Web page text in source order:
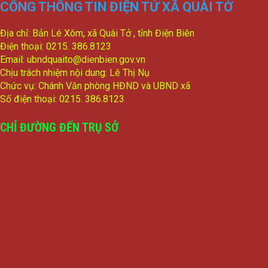
CỔNG THÔNG TIN ĐIỆN TỬ XÃ QUÀI TỞ
Địa chỉ: Bản Lé Xôm, xã Quài Tở , tỉnh Điện Biên
Điện thoại: 0215. 386.8123
Email: ubndquaito@dienbien.gov.vn
Chịu trách nhiệm nội dung: Lê Thị Nụ
Chức vụ: Chánh Văn phòng HĐND và UBND xã
Số điện thoại: 0215. 386.8123
CHỈ ĐƯỜNG ĐẾN TRỤ SỞ